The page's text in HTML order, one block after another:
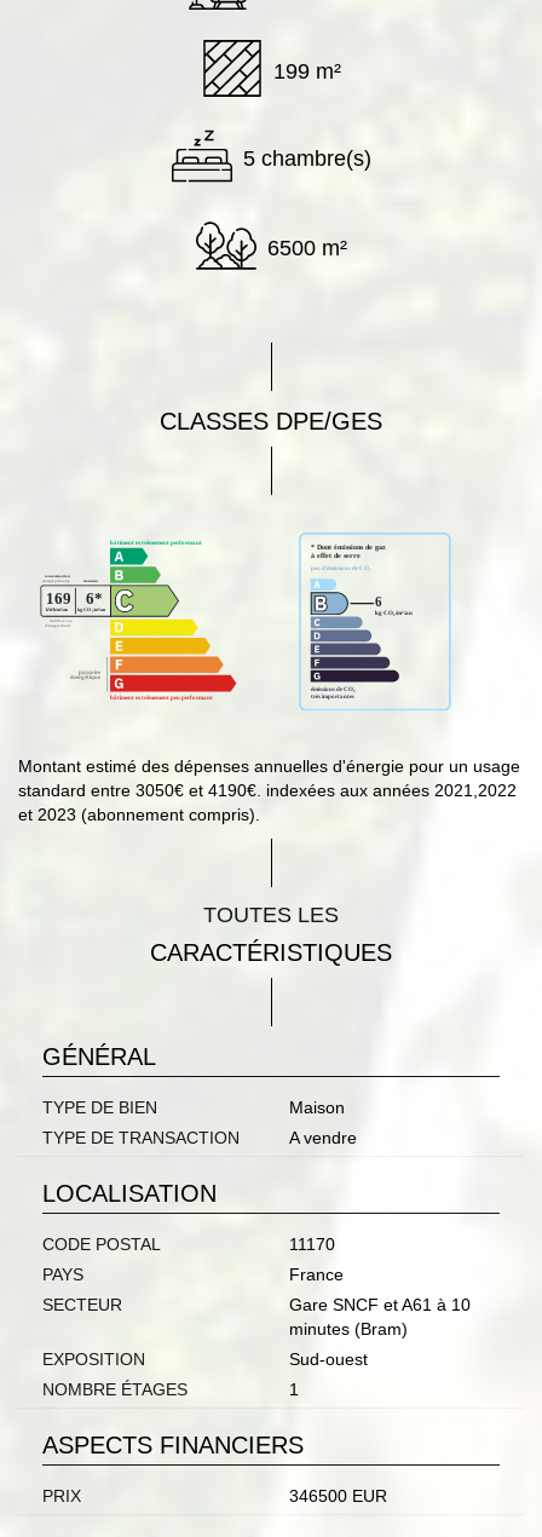
199 m²
5 chambre(s)
6500 m²
CLASSES DPE/GES
Montant estimé des dépenses annuelles d'énergie pour un usage
standard entre 3050€ et 4190€. indexées aux années 2021,2022
et 2023 (abonnement compris).
TOUTES LES
CARACTÉRISTIQUES
GÉNÉRAL
TYPE DE BIEN
Maison
TYPE DE TRANSACTION
A vendre
LOCALISATION
CODE POSTAL
11170
PAYS
France
SECTEUR
Gare SNCF et A61 à 10
minutes (Bram)
EXPOSITION
Sud-ouest
NOMBRE ÉTAGES
1
ASPECTS FINANCIERS
PRIX 346500 EUR